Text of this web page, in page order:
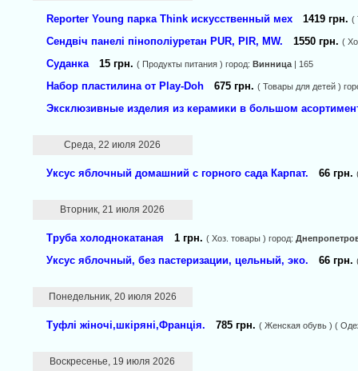
Reporter Young парка Think искусственный мех 1419 грн. (
Сендвіч панелі пінополіуретан PUR, PIR, MW. 1550 грн. (
Суданка 15 грн. ( Продукты питания ) город: Винница| 165
Набор пластилина от Play-Doh 675 грн. ( Товары для детей )
Эксклюзивные изделия из керамики в большом
Среда, 22 июля 2026
Уксус яблочный домашний с горного сада Карпат. 66 грн.
Вторник, 21 июля 2026
Труба холоднокатаная 1 грн. ( Хоз. товары ) город:
Уксус яблочный, без пастеризации, цельный, эко. 66 грн.
Понедельник, 20 июля 2026
Туфлі жіночі,шкіряні,Франція. 785 грн. ( Женская обувь ) (
Воскресенье, 19 июля 2026